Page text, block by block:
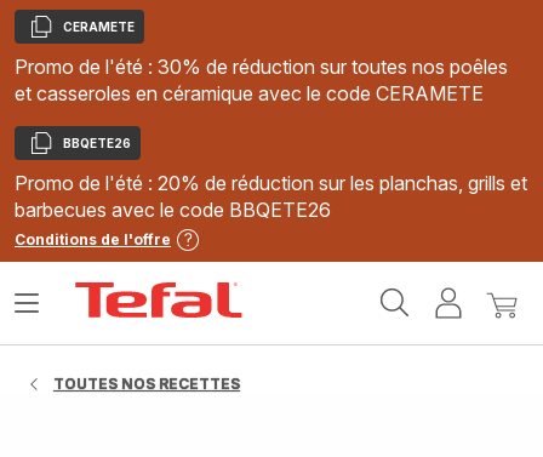
Copier
CERAMETE
Promo de l'été : 30% de réduction sur toutes nos poêles
et casseroles en céramique avec le code CERAMETE
Copier
BBQETE26
Promo de l'été : 20% de réduction sur les planchas, grills et
barbecues avec le code BBQETE26
Conditions de l'offre
MonMon
Ouvrir
TOUTES NOS RECETTES